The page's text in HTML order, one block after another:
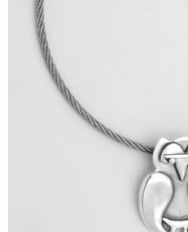
ΠΟΛΙΤΙΚΉ ΑΠΟΡΡΉΤΟΥ
ΌΡΟΙ ΥΠΗΡΕΣΙΏΝ